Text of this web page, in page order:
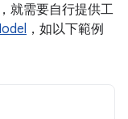
就需要自行提供工
，如以下範例